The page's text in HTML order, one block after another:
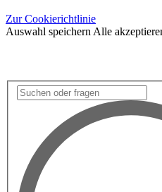
Zur Cookierichtlinie
Auswahl speichern Alle